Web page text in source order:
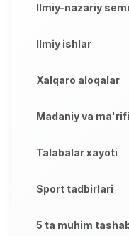
Ilmiy-nazariy
Ilmiy ishlar
Xalqaro aloqalar
Madaniy va
Talabalar xayoti
Sport tadbirlari
5 ta muhim